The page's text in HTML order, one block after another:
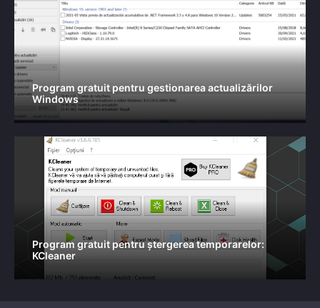
Program gratuit pentru gestionarea actualizărilor
Windows
Program gratuit pentru ștergerea temporarelor:
KCleaner